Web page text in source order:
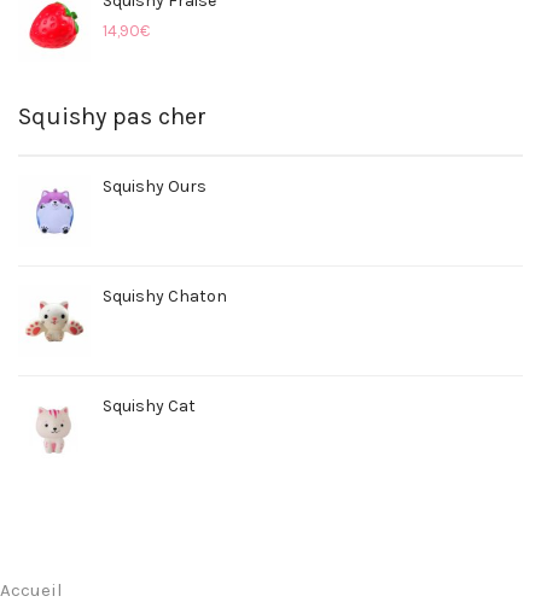
14,90€
Squishy pas cher
Squishy Ours
Squishy Chaton
Squishy Cat
Accueil